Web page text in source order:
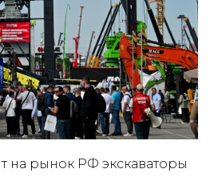
на рынок РФ экскаваторы